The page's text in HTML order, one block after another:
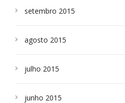
setembro 2015
agosto 2015
julho 2015
junho 2015